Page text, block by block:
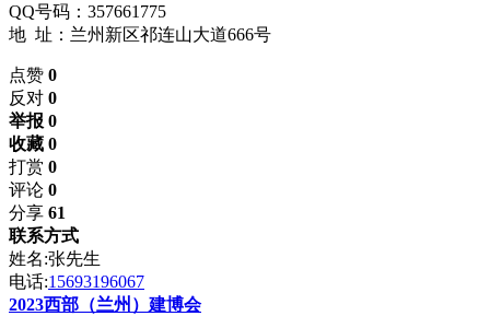
QQ号码：357661775
地 址：兰州新区祁连山大道666号
点赞 0
反对 0
举报 0
收藏 0
打赏 0
评论 0
分享 61
联系方式
姓名:张先生
电话:15693196067
2023西部（兰州）建博会